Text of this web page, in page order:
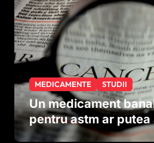
MEDICAMENTE STUDII
Un medicament
pentru astm ar putea
în lupta împotriva